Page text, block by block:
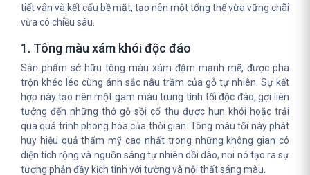
tiết vân và kết cấu bề mặt, tạo nên một tổng thể vừa vững chãi
vừa có chiều sâu.
1. Tông màu xám khói độc đáo
Sản phẩm sở hữu tông màu xám đậm mạnh mẽ, được pha
trộn khéo léo cùng ánh sắc nâu trầm của gỗ tự nhiên. Sự kết
hợp này tạo nên một gam màu trung tính tối độc đáo, gợi liên
tưởng đến những thớ gỗ sồi cổ thụ được hun khói hoặc trải
qua quá trình phong hóa của thời gian. Tông màu tối này phát
huy hiệu quả thẩm mỹ cao nhất trong những không gian có
diện tích rộng và nguồn sáng tự nhiên dồi dào, nơi nó tạo ra sự
tương phản đầy kịch tính với tường và nội thất sáng màu.